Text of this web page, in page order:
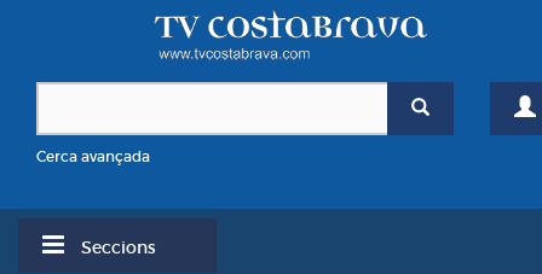
Cerca avançada
Seccions